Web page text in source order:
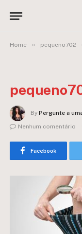
Home » pequeno702
By Pergunte a
Nenhum comentário
Facebook